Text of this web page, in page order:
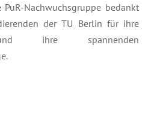
PuR-Nachwuchsgruppe bedankt
der TU Berlin für ihre
ihre spannenden